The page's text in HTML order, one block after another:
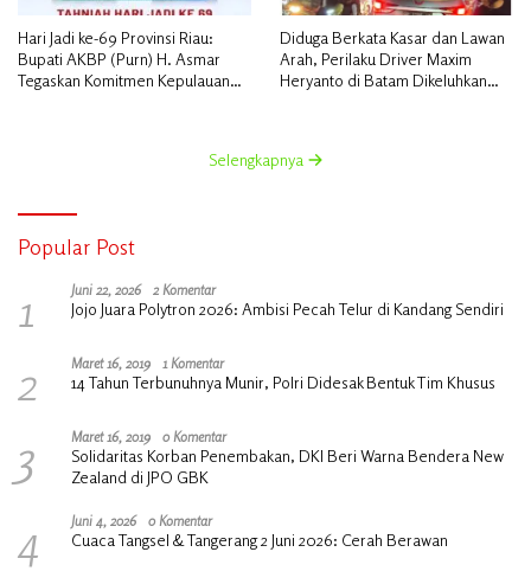
Hari Jadi ke-69 Provinsi Riau:
Bupati AKBP (Purn) H. Asmar
Tegaskan Komitmen Kepulauan
Diduga Berkata Kasar dan Lawan
Arah, Perilaku Driver Maxim
Heryanto di Batam Dikeluhkan
Selengkapnya
Popular Post
1 Juni 22, 2026 2 Komentar
Jojo Juara Polytron 2026: Ambisi Pecah Telur di Kandang Sendiri
2 Maret 16, 2019 1 Komentar
14 Tahun Terbunuhnya Munir, Polri Didesak Bentuk Tim Khusus
3 Maret 16, 2019 0 Komentar
Solidaritas Korban Penembakan, DKI Beri Warna Bendera New
Zealand di JPO GBK
4 Juni 4, 2026 0 Komentar
Cuaca Tangsel & Tangerang 2 Juni 2026: Cerah Berawan